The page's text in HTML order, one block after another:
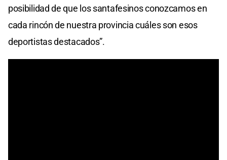
posibilidad de que los santafesinos conozcamos en
cada rincón de nuestra provincia cuáles son esos
deportistas destacados”.